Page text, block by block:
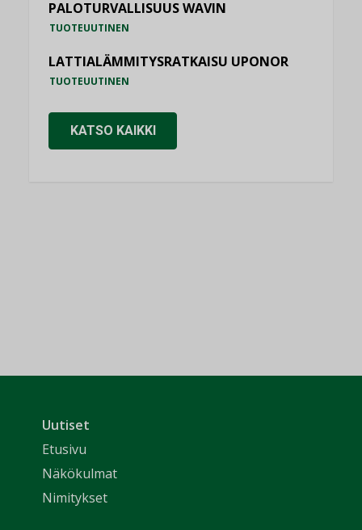
PALOTURVALLISUUS WAVIN
TUOTEUUTINEN
LATTIALÄMMITYSRATKAISU UPONOR
TUOTEUUTINEN
KATSO KAIKKI
Uutiset
Etusivu
Näkökulmat
Nimitykset